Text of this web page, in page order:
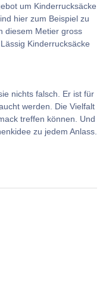
um Kinderrucksäcke
hier zum Beispiel zu
diesem Metier gross
Kinderrucksäcke
nichts falsch. Er ist für
werden. Die Vielfalt
treffen können. Und
zu jedem Anlass.